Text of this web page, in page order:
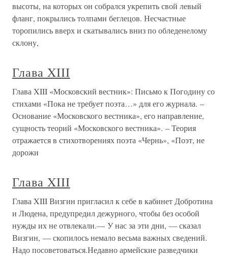
высоты, на которых он собрался укрепить свой левый
фланг, покрылись толпами беглецов. Несчастные
торопились вверх и скатывались вниз по обледенелому
склону,
Глава XIII
Глава XIII «Mосковский вестник»: Письмо к Погодину со
стихами «Пока не требует поэта…» для его журнала. –
Основание «Московского вестника», его направление,
сущность теорий «Московского вестника». – Теория
отражается в стихотворениях поэта «Чернь», «Поэт, не
дорожи
Глава XIII
Глава XIII Визгин пригласил к себе в кабинет Добротина
и Людена, предупредил дежурного, чтобы без особой
нужды их не отвлекали.— У нас за эти дни, — сказал
Визгин, — скопилось немало весьма важных сведений.
Надо посоветоваться.Недавно армейские разведчики